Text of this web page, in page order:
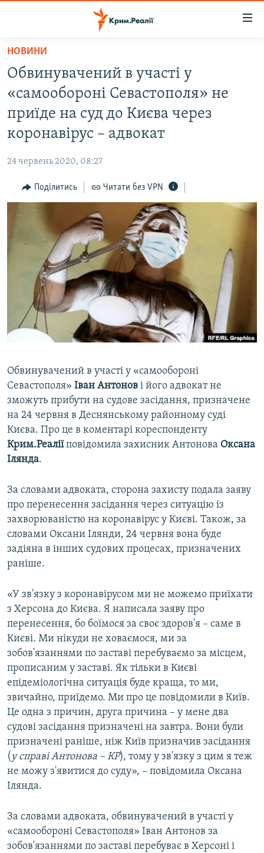
Перейти
основного
матеріалу
Перейти
до
основної
Перейти
пошуку
НОВИНИ
ВОДА.КРИМ
ВІДЕО ТА ФОТО
ПОГЛЯД
ІНТЕРВ'Ю
СПЕЦПРОЕКТИ
ДЕПОРТАЦІЯ
ВІДЕОУРОКИ «ELIFBE»
СВІДЧЕННЯ ОКУПАЦІЇ
УКРАЇНСЬКА ПРОБЛЕМА КРИМУ
ІНФОГРАФІКА
ЯК ОБІЙТИ БЛОКУВАННЯ
Русский
Qırımtatar
ДОЛУЧАЙСЯ!
Усі сайти RFE/RL
НОВИНИ
Обвинувачений в участі у
«самообороні Севастополя» не
приїде на суд до Києва через
коронавірус – адвокат
24 червень 2020, 08:27
Поділитись Читати без VPN
Обвинувачений в участі у «самообороні
Севастополя» Іван Антонов і його адвокат не
зможуть прибути на судове засідання, призначене
на 24 червня в Деснянському районному суді
Києва. Про це в коментарі кореспонденту
Крим.Реаліїповідомила захисник Антонова Оксана
Ілянда.
За словами адвоката, сторона захисту подала заяву
про перенесення засідання через ситуацію із
захворюваністю на коронавірус у Києві. Також, за
словами Оксани Ілянди, 24 червня вона буде
задіяна в інших судових процесах, призначених
раніше.
«У зв'язку з коронавірусом ми не можемо приїхати
з Херсона до Києва. Я написала заяву про
перенесення, бо боїмося за своє здоров'я – саме в
Києві. Ми нікуди не ховаємося, ми за
зобов'язаннями по заставі перебуваємо за місцем,
прописаним у заставі. Як тільки в Києві
епідеміологічна ситуація буде краща, то ми,
звичайно, приїдемо. Ми про це повідомили в Київ.
Це одна з причин, друга причина – у мене два
судові засідання призначені на завтра. Вони були
призначені раніше, ніж Київ призначив засідання
( у справі Антонова – КР), тому у зв'язку з цим я теж
не можу з'явитися до суду», – повідомила Оксана
Ілянда.
За словами адвоката, обвинувачений в участі у
«самообороні Севастополя» Іван Антонов за
зобов'язаннями по заставі перебуває в Херсоні і